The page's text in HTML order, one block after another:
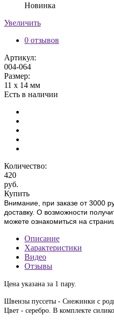
Новинка
Увеличить
0 отзывов
Артикул:
004-064
Размер:
11 х 14 мм
Есть в наличии
Количество:
420
руб.
Купить
Внимание, при заказе от 3000
доставку. О возможности
можете ознакомиться на
Описание
Характеристики
Видео
Отзывы
Цена указана за 1 пару.
Швензы пуссеты - Снежинки с
Цвет - серебро. В комплекте